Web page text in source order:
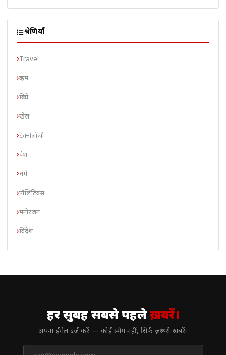
श्रेणियाँ
Travel
क्राइम
क्रिप्टो
खेल
टेक्नोलॉजी
देश
धर्म
पॉलिटिक्स
मनोरंजन
विदेश
हर सुबह सबसे पहलेख़बरें।
अपना ईमेल दर्ज करें — कोई स्पैम नहीं, सिर्फ ज़रूरी खबरें।